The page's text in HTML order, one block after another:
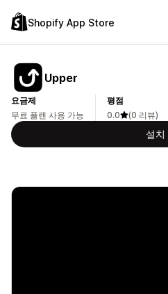
Shopify App Store
Upper
요금제
무료 플랜 사용 가능
평점
0.0
(0 리뷰)
설치